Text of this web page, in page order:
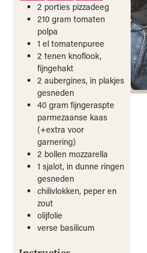
2 porties pizzadeeg
210 gram tomaten
polpa
1 el tomatenpuree
2 tenen knoflook,
fijngehakt
2 aubergines, in plakjes
gesneden
40 gram fijngeraspte
parmezaanse kaas
(+extra voor
garnering)
2 bollen mozzarella
1 sjalot, in dunne ringen
gesneden
chilivlokken, peper en
zout
olijfolie
verse basilicum